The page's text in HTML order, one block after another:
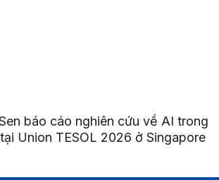
báo cáo nghiên cứu về AI trong
Union TESOL 2026 ở Singapore